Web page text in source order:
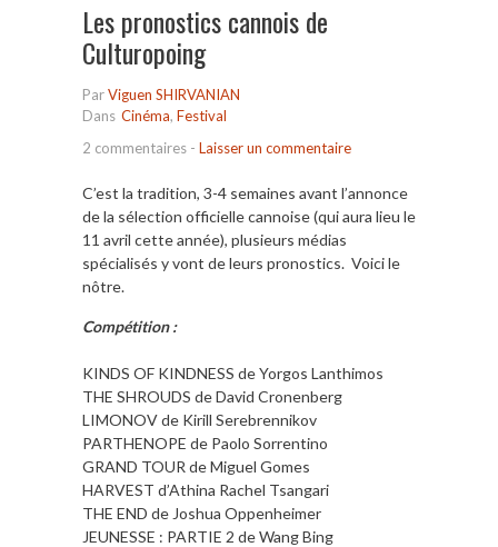
Les pronostics cannois de
Culturopoing
ParViguen SHIRVANIAN
Dans Cinéma, Festival
2 commentaires - Laisser un commentaire
C’est la tradition, 3-4 semaines avant l’annonce
de la sélection officielle cannoise (qui aura lieu le
11 avril cette année), plusieurs médias
spécialisés y vont de leurs pronostics. Voici le
nôtre.
Compétition :
KINDS OF KINDNESS de Yorgos Lanthimos
THE SHROUDS de David Cronenberg
LIMONOV de Kirill Serebrennikov
PARTHENOPE de Paolo Sorrentino
GRAND TOUR de Miguel Gomes
HARVEST d’Athina Rachel Tsangari
THE END de Joshua Oppenheimer
JEUNESSE : PARTIE 2 de Wang Bing